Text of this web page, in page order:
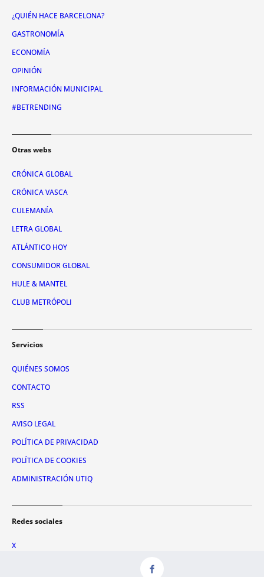
¿QUIÉN HACE BARCELONA?
GASTRONOMÍA
ECONOMÍA
OPINIÓN
INFORMACIÓN MUNICIPAL
#BETRENDING
Otras webs
CRÓNICA GLOBAL
CRÓNICA VASCA
CULEMANÍA
LETRA GLOBAL
ATLÁNTICO HOY
CONSUMIDOR GLOBAL
HULE & MANTEL
CLUB METRÓPOLI
Servicios
QUIÉNES SOMOS
CONTACTO
RSS
AVISO LEGAL
POLÍTICA DE PRIVACIDAD
POLÍTICA DE COOKIES
ADMINISTRACIÓN UTIQ
Redes sociales
X